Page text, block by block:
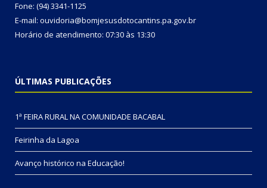
Fone: (94) 3341-1125
E-mail: ouvidoria@bomjesusdotocantins.pa.gov.br
Horário de atendimento: 07:30 às 13:30
ÚLTIMAS PUBLICAÇÕES
1ª FEIRA RURAL NA COMUNIDADE BACABAL
Feirinha da Lagoa
Avanço histórico na Educação!